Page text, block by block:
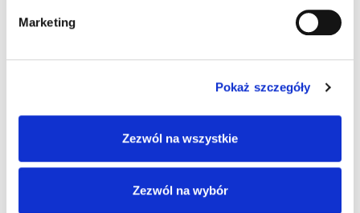
Marketing
Pokaż szczegóły
Zezwól na wszystkie
Zezwól na wybór
Podobne produkty